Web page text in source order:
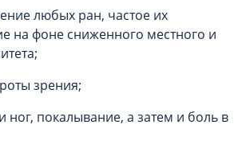
любых ран, частое их
на фоне сниженного местного и
зрения;
ног, покалывание, а затем и боль в